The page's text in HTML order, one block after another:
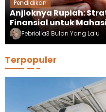
Pendidikan
Anjloknya Rupiah:
Finansial untuk
Febriolla3 Bulan Yang Lalu
Terpopuler